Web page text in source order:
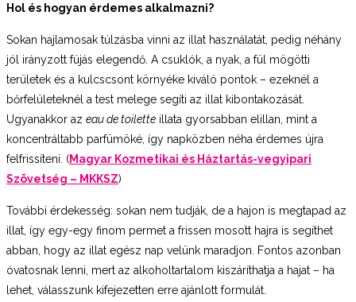
Hol és hogyan érdemes alkalmazni?
Sokan hajlamosak túlzásba vinni az illat használatát, pedig néhány
jól irányzott fújás elegendő. A csuklók, a nyak, a fül mögötti
területek és a kulcscsont környéke kiváló pontok – ezeknél a
bőrfelületeknél a test melege segíti az illat kibontakozását.
Ugyanakkor az eau de toilette illata gyorsabban elillan, mint a
koncentráltabb parfümöké, így napközben néha érdemes újra
felfrissíteni. (Magyar Kozmetikai és Háztartás-vegyipari
Szövetség – MKKSZ)
További érdekesség: sokan nem tudják, de a hajon is megtapad az
illat, így egy-egy finom permet a frissen mosott hajra is segíthet
abban, hogy az illat egész nap velünk maradjon. Fontos azonban
óvatosnak lenni, mert az alkoholtartalom kiszáríthatja a hajat – ha
lehet, válasszunk kifejezetten erre ajánlott formulát.